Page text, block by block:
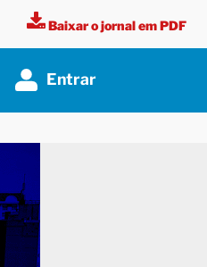
Baixar o jornal em PDF
Entrar